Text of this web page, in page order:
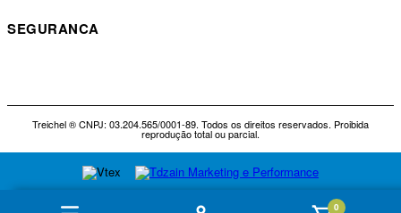
0
SEGURANCA
Treichel ® CNPJ: 03.204.565/0001-89. Todos os direitos reservados. Proibida
reprodução total ou parcial.